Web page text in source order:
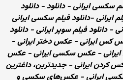
ایرانی - دانلود - دانلود
ایرانی -دانلود فیلم سکسی ایرانی
دانلود فیلم سوپر ایرانی - دانلود
کس ایرانی - عکس دختر ایرانی -
- عکس سکسی ایرانی - عکس
- عکس سکس کردن ایرانی - جدیدترین، داغترین
ایرانی - عکس‌های سکسی‌ و